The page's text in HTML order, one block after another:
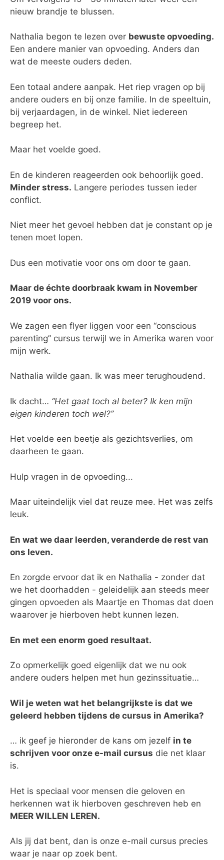
nieuw brandje te blussen.
Nathalia begon te lezen over bewuste opvoeding.
Een andere manier van opvoeding. Anders dan
wat de meeste ouders deden.
Een totaal andere aanpak. Het riep vragen op bij
andere ouders en bij onze familie. In de speeltuin,
bij verjaardagen, in de winkel. Niet iedereen
begreep het.
Maar het voelde goed.
En de kinderen reageerden ook behoorlijk goed.
Minder stress. Langere periodes tussen ieder
conflict.
Niet meer het gevoel hebben dat je constant op je
tenen moet lopen.
Dus een motivatie voor ons om door te gaan.
Maar de échte doorbraak kwam in November
2019 voor ons.
We zagen een flyer liggen voor een “conscious
parenting” cursus terwijl we in Amerika waren voor
mijn werk.
Nathalia wilde gaan. Ik was meer terughoudend.
Ik dacht… “Het gaat toch al beter? Ik ken mijn
eigen kinderen toch wel?”
Het voelde een beetje als gezichtsverlies, om
daarheen te gaan.
Hulp vragen in de opvoeding...
Maar uiteindelijk viel dat reuze mee. Het was zelfs
leuk.
En wat we daar leerden, veranderde de rest van
ons leven.
En zorgde ervoor dat ik en Nathalia - zonder dat
we het doorhadden - geleidelijk aan steeds meer
gingen opvoeden als Maartje en Thomas dat doen
waarover je hierboven hebt kunnen lezen.
En met een enorm goed resultaat.
Zo opmerkelijk goed eigenlijk dat we nu ook
andere ouders helpen met hun gezinssituatie…
Wil je weten wat het belangrijkste is dat we
geleerd hebben tijdens de cursus in Amerika?
… ik geef je hieronder de kans om jezelf in te
schrijven voor onze e-mail cursus die net klaar
is.
Het is speciaal voor mensen die geloven en
herkennen wat ik hierboven geschreven heb en
MEER WILLEN LEREN.
Als jij dat bent, dan is onze e-mail cursus precies
waar je naar op zoek bent.